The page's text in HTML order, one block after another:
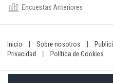
Encuestas Anteriores
Inicio Sobre nosotros
Privacidad
Política de Cookies